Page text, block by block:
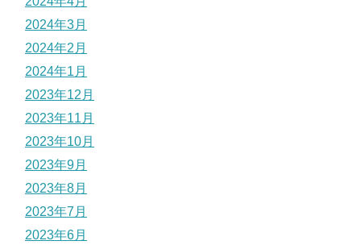
2024年3月
2024年2月
2024年1月
2023年12月
2023年11月
2023年10月
2023年9月
2023年8月
2023年7月
2023年6月